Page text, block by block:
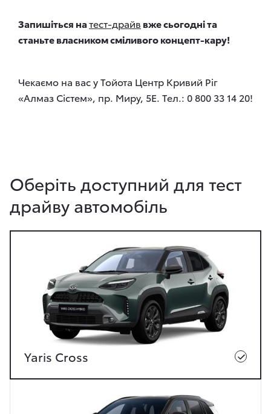
Запишіться натест-драйв вже сьогодні та
станьте власником сміливого концепт-кару!
Чекаємо на вас у Тойота Центр Кривий Ріг
«Алмаз Сістем», пр. Миру, 5Е. Тел.: 0 800 33 14 20!
Оберіть доступний для тест
драйву автомобіль
Yaris Cross